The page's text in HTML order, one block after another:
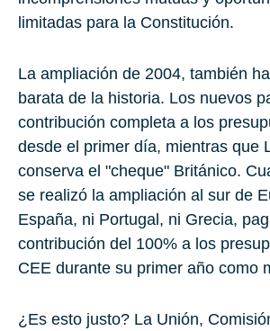
limitadas para la Constitución.
La ampliación de 2004, también
barata de la historia. Los nuevos
contribución completa a los
desde el primer día, mientras que
conserva el "cheque" Británico.
se realizó la ampliación al sur de
España, ni Portugal, ni Grecia,
contribución del 100% a los
CEE durante su primer año como
¿Es esto justo? La Unión,